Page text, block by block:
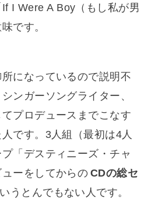
I Were A Boy（もし私が男
です。
になっているので説明不
ンガーソングライター、
プロデュースまでこなす
です。3人組（最初は4人
「デスティニーズ・チャ
ーをしてからの CDの総セ
うとんでもない人です。